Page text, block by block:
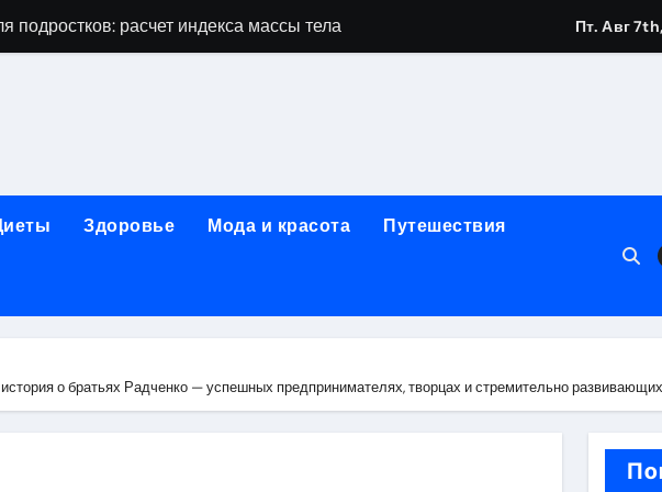
подростков: расчет индекса массы тела и ориентиры по возрасту, росту и полу
процедур и показания к лечению
неопределённость устойчивости в условиях неопределённости
региона: современные подходы, показания и риски
в салонах красоты
Пт. Авг
Здоровье Мода и красота Путешествия
о братьях Радченко — успешных предпринимателях, творцах и стремительно